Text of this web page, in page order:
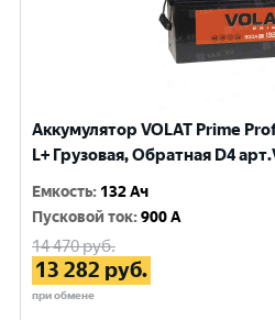
Аккумулятор VOLAT Prime
L+ Грузовая, Обратная D4
Емкость: 132 Ач
Пусковой ток:900 A
14 470руб.
13 282 руб.
при обмене